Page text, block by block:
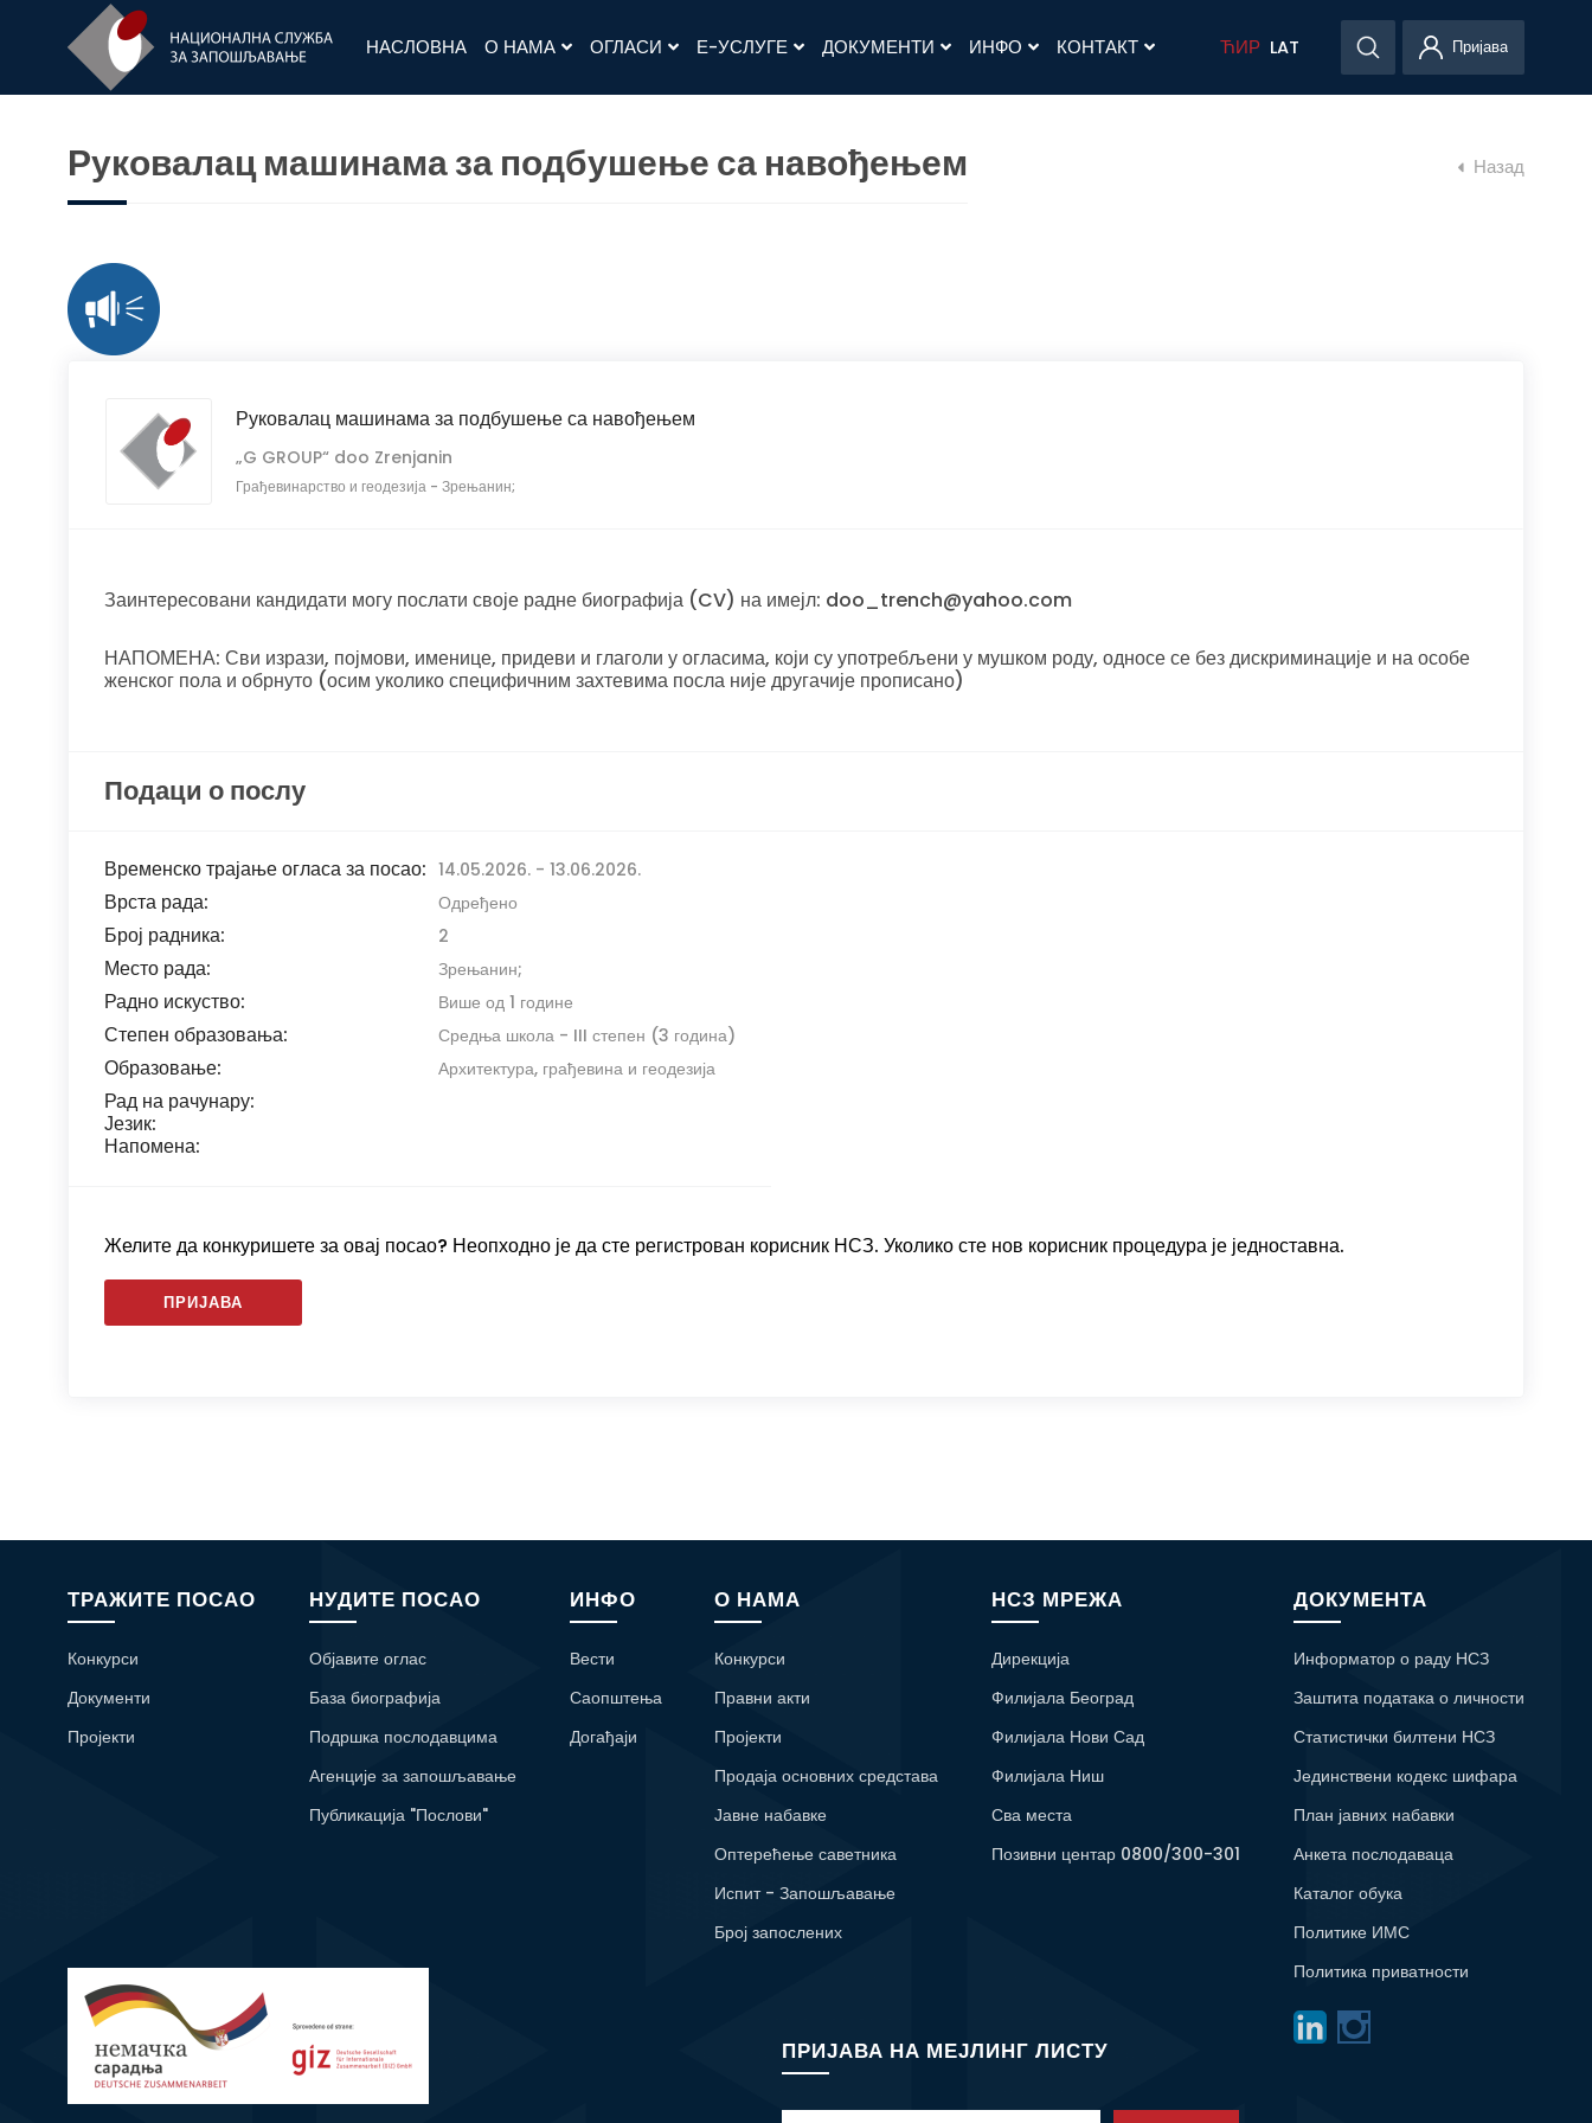
НАСЛОВНА О НАМА ОГЛАСИ Е-УСЛУГЕ ДОКУМЕНТИ ИНФО КОНТАКТ ЋИР LAT Пријава
Руковалац машинама за подбушење са навођењем Назад
Руковалац машинама за подбушење са навођењем
„G GROUP“ doo Zrenjanin
Грађевинарство и геодезија - Зрењанин;
Заинтересовани кандидати могу послати своје радне биографија (CV) на имејл: doo_trench@yahoo.com
НАПОМЕНА: Сви изрази, појмови, именице, придеви и глаголи у огласима, који су употребљени у мушком роду, односе се без дискриминације и на особе
женског пола и обрнуто (осим уколико специфичним захтевима посла није другачије прописано)
Подаци о послу
Временско трајање огласа за посао: 14.05.2026. - 13.06.2026.
Врста рада: Одређено
Број радника: 2
Место рада: Зрењанин;
Радно искуство: Више од 1 године
Степен образовања: Средња школа - III степен (3 година)
Образовање: Архитектура, грађевина и геодезија
Рад на рачунару:
Језик:
Напомена:
Желите да конкуришете за овај посао? Неопходно је да сте регистрован корисник НСЗ. Уколико сте нов корисник процедура је једноставна.
ПРИЈАВА
ТРАЖИТЕ ПОСАО
Конкурси
Документи
Пројекти
НУДИТЕ ПОСАО
Објавите оглас
База биографија
Подршка послодавцима
Агенције за запошљавање
Публикација "Послови"
ИНФО
Вести
Саопштења
Догађаји
О НАМА
Конкурси
Правни акти
Пројекти
Продаја основних средстава
Јавне набавке
Оптерећење саветника
Испит - Запошљавање
Број запослених
НСЗ МРЕЖА
Дирекција
Филијала Београд
Филијала Нови Сад
Филијала Ниш
Сва места
Позивни центар 0800/300-301
ДОКУМЕНТА
Информатор о раду НСЗ
Заштита података о личности
Статистички билтени НСЗ
Јединствени кодекс шифара
План јавних набавки
Анкета послодаваца
Каталог обука
Политике ИМС
Политика приватности
ПРИЈАВА НА МЕЈЛИНГ ЛИСТУ